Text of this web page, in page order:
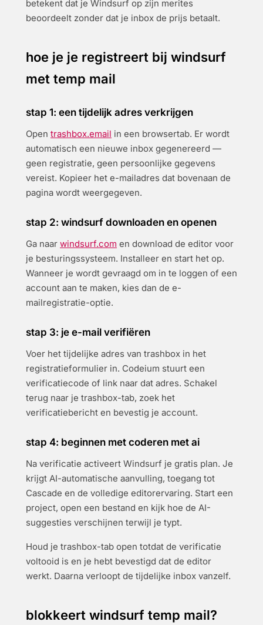
betekent dat je Windsurf op zijn merites
beoordeelt zonder dat je inbox de prijs betaalt.
hoe je je registreert bij windsurf
met temp mail
stap 1: een tijdelijk adres verkrijgen
Open trashbox.email in een browsertab. Er wordt
automatisch een nieuwe inbox gegenereerd —
geen registratie, geen persoonlijke gegevens
vereist. Kopieer het e-mailadres dat bovenaan de
pagina wordt weergegeven.
stap 2: windsurf downloaden en openen
Ga naar windsurf.com en download de editor voor
je besturingssysteem. Installeer en start het op.
Wanneer je wordt gevraagd om in te loggen of een
account aan te maken, kies dan de e-
mailregistratie-optie.
stap 3: je e-mail verifiëren
Voer het tijdelijke adres van trashbox in het
registratieformulier in. Codeium stuurt een
verificatiecode of link naar dat adres. Schakel
terug naar je trashbox-tab, zoek het
verificatiebericht en bevestig je account.
stap 4: beginnen met coderen met ai
Na verificatie activeert Windsurf je gratis plan. Je
krijgt AI-automatische aanvulling, toegang tot
Cascade en de volledige editorervaring. Start een
project, open een bestand en kijk hoe de AI-
suggesties verschijnen terwijl je typt.
Houd je trashbox-tab open totdat de verificatie
voltooid is en je hebt bevestigd dat de editor
werkt. Daarna verloopt de tijdelijke inbox vanzelf.
blokkeert windsurf temp mail?